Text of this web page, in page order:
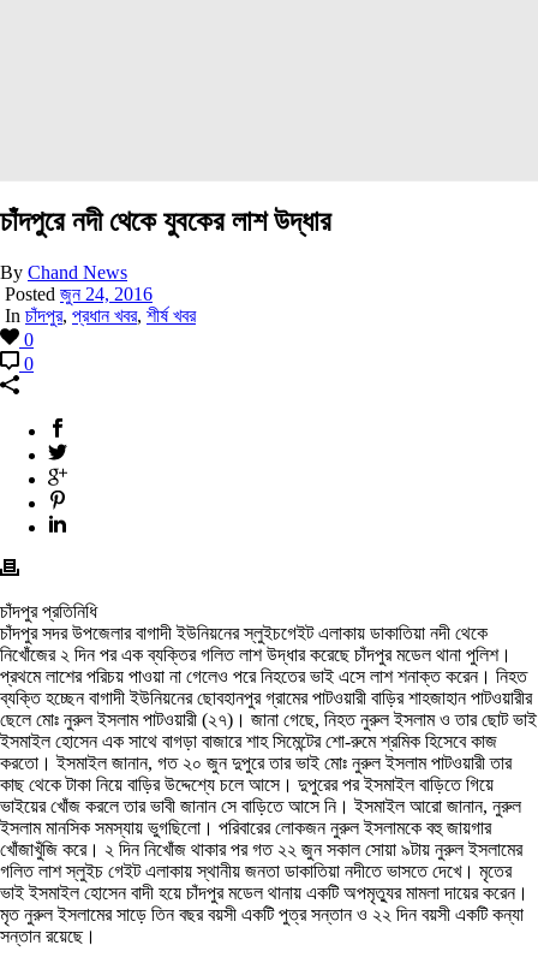
চাঁদপুরে নদী থেকে যুবকের লাশ উদ্ধার
By Chand News
Posted জুন 24, 2016
In চাঁদপুর, প্রধান খবর, শীর্ষ খবর
0
0
চাঁদপুর প্রতিনিধি
চাঁদপুর সদর উপজেলার বাগাদী ইউনিয়নের স্লুইচগেইট এলাকায় ডাকাতিয়া নদী থেকে
নিখোঁজের ২ দিন পর এক ব্যক্তির গলিত লাশ উদ্ধার করেছে চাঁদপুর মডেল থানা পুলিশ।
প্রথমে লাশের পরিচয় পাওয়া না গেলেও পরে নিহতের ভাই এসে লাশ শনাক্ত করেন। নিহত
ব্যক্তি হচ্ছেন বাগাদী ইউনিয়নের ছোবহানপুর গ্রামের পাটওয়ারী বাড়ির শাহজাহান পাটওয়ারীর
ছেলে মোঃ নুরুল ইসলাম পাটওয়ারী (২৭)। জানা গেছে, নিহত নুরুল ইসলাম ও তার ছোট ভাই
ইসমাইল হোসেন এক সাথে বাগড়া বাজারে শাহ সিমেন্টের শো-রুমে শ্রমিক হিসেবে কাজ
করতো। ইসমাইল জানান, গত ২০ জুন দুপুরে তার ভাই মোঃ নুরুল ইসলাম পাটওয়ারী তার
কাছ থেকে টাকা নিয়ে বাড়ির উদ্দেশ্যে চলে আসে। দুপুরের পর ইসমাইল বাড়িতে গিয়ে
ভাইয়ের খোঁজ করলে তার ভাবী জানান সে বাড়িতে আসে নি। ইসমাইল আরো জানান, নুরুল
ইসলাম মানসিক সমস্যায় ভুগছিলো। পরিবারের লোকজন নুরুল ইসলামকে বহু জায়গার
খোঁজাখুঁজি করে। ২ দিন নিখোঁজ থাকার পর গত ২২ জুন সকাল সোয়া ৯টায় নুরুল ইসলামের
গলিত লাশ স্লুইচ গেইট এলাকায় স্থানীয় জনতা ডাকাতিয়া নদীতে ভাসতে দেখে। মৃতের
ভাই ইসমাইল হোসেন বাদী হয়ে চাঁদপুর মডেল থানায় একটি অপমৃত্যুর মামলা দায়ের করেন।
মৃত নুরুল ইসলামের সাড়ে তিন বছর বয়সী একটি পুত্র সন্তান ও ২২ দিন বয়সী একটি কন্যা
সন্তান রয়েছে।